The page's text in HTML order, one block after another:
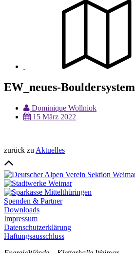
EW_neues-Bouldersystem
Dominique Wollniok
15 März 2022
zurück zu Aktuelles
Spenden & Partner
Downloads
Impressum
Datenschutzerklärung
Haftungsausschluss